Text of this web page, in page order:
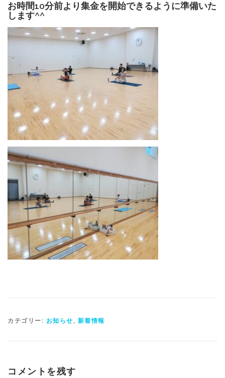
お時間10分前より集金を開始できるように準備いた
します^^
カテゴリー: お知らせ, 新着情報
コメントを残す